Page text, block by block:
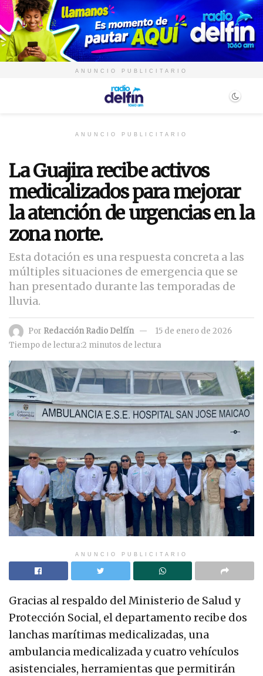
ANUNCIO PUBLICITARIO
ANUNCIO PUBLICITARIO
La Guajira recibe activos
medicalizados para mejorar
la atención de urgencias en la
zona norte.
Esta dotación es una respuesta concreta a las
múltiples situaciones de emergencia que se
han presentado durante las temporadas de
lluvia.
Por Redacción Radio Delfín
15 de enero de 2026
Tiempo de lectura:2 minutos de lectura
ANUNCIO PUBLICITARIO
Gracias al respaldo del Ministerio de Salud y
Protección Social, el departamento recibe dos
lanchas marítimas medicalizadas, una
ambulancia medicalizada y cuatro vehículos
asistenciales, herramientas que permitirán